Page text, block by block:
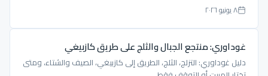
٨ يونيو ٢٠٢٦
غوداوري: منتجع الجبال والثلج على طريق كازبيغي
دليل غوداوري: التزلج، الثلج، الطريق إلى كازبيغي، الصيف والشتاء، ومتى